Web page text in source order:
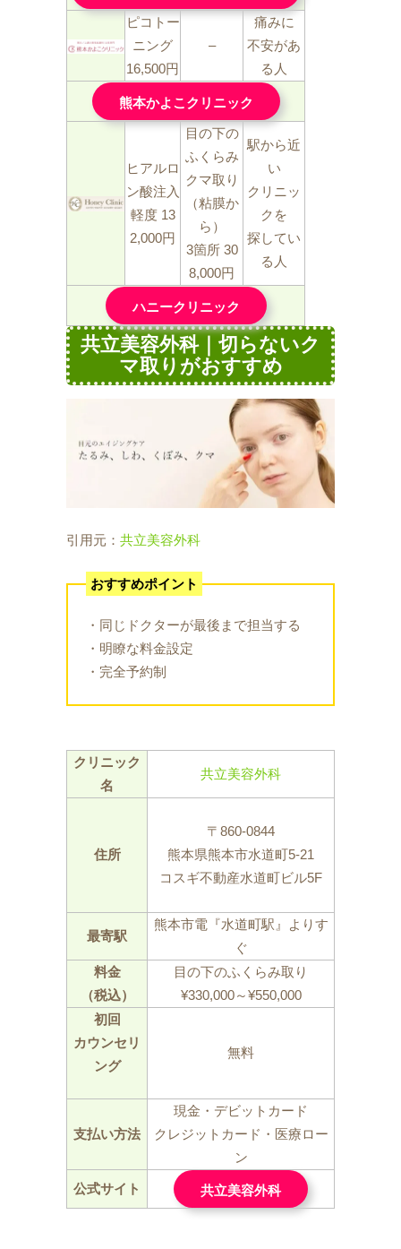
ピコトー
ニング
16,500円
–
痛みに
不安があ
る人
熊本かよこクリニック
ヒアルロ
ン酸注入
軽度 13
2,000円
目の下の
ふくらみ
クマ取り
（粘膜か
ら）
3箇所 30
8,000円
駅から近
い
クリニッ
クを
探してい
る人
ハニークリニック
共立美容外科｜切らないク
マ取りがおすすめ
引用元： 共立美容外科
おすすめポイント
・同じドクターが最後まで担当する
・明瞭な料金設定
・完全予約制
クリニック
名
共立美容外科
住所
〒860-0844
熊本県熊本市水道町5-21
コスギ不動産水道町ビル5F
最寄駅
熊本市電『水道町駅』よりす
ぐ
料金
（税込）
目の下のふくらみ取り
¥330,000～¥550,000
初回
カウンセリ
ング
無料
支払い方法
現金・デビットカード
クレジットカード・医療ロー
ン
公式サイト 共立美容外科